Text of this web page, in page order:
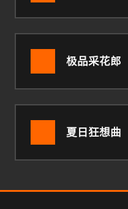
极品采花郎
夏日狂想曲